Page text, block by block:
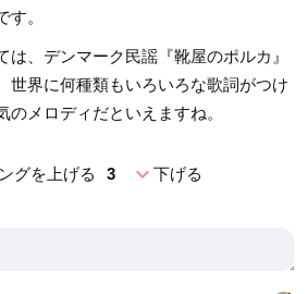
す。
は、デンマーク民謡『靴屋のポルカ』
世界に何種類もいろいろな歌詞がつけ
のメロディだといえますね。
グを上げる 3 expand_more下げる